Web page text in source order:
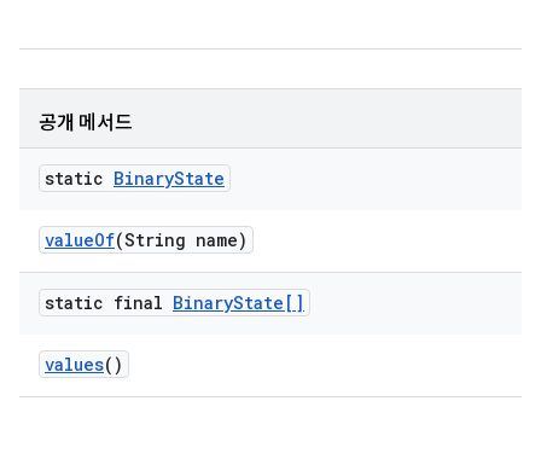
공개 메서드
static BinaryState
valueOf(String name)
static final BinaryState[]
values()